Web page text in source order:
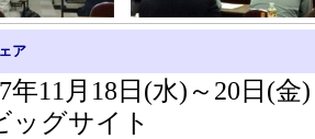
ア
年11月18日(水)～20日(金)
ッグサイト